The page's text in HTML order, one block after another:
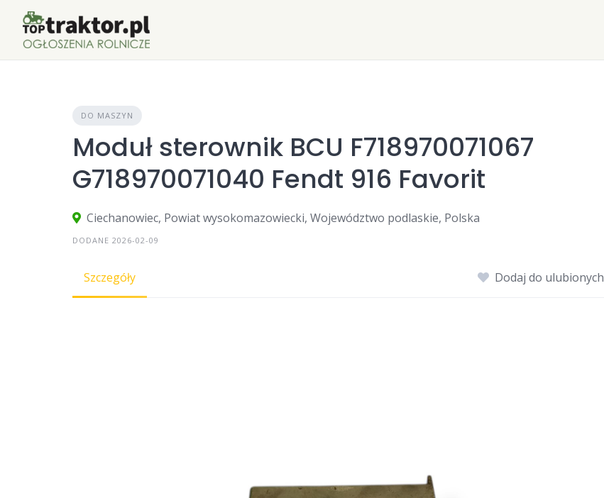
content
DO MASZYN
Moduł sterownik BCU F718970071067
G718970071040 Fendt 916 Favorit
Ciechanowiec, Powiat wysokomazowiecki, Województwo podlaskie, Polska
DODANE 2026-02-09
Szczegóły Dodaj do ulubionych